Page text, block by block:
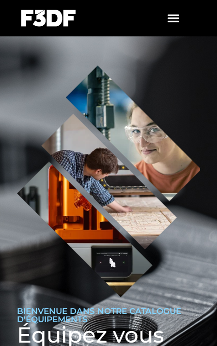
BIENVENUE DANS NOTRE CATALOGUE
D'ÉQUIPEMENTS
Équipez vous